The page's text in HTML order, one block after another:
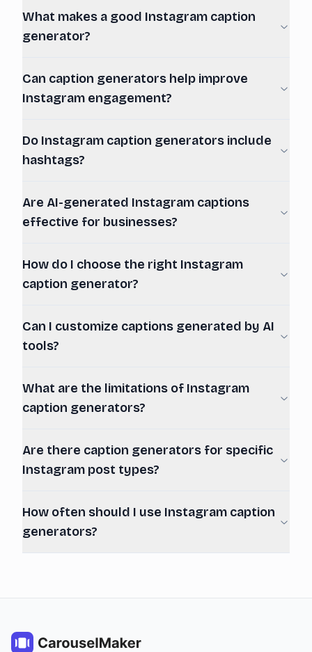
What makes a good Instagram caption
generator?
Can caption generators help improve
Instagram engagement?
Do Instagram caption generators include
hashtags?
Are AI-generated Instagram captions
effective for businesses?
How do I choose the right Instagram
caption generator?
Can I customize captions generated by AI
tools?
What are the limitations of Instagram
caption generators?
Are there caption generators for specific
Instagram post types?
How often should I use Instagram caption
generators?